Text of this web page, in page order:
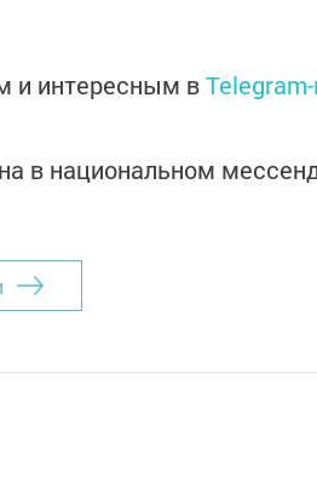
и интересным в
в национальном